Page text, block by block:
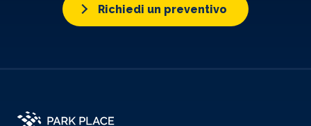
Richiedi un preventivo